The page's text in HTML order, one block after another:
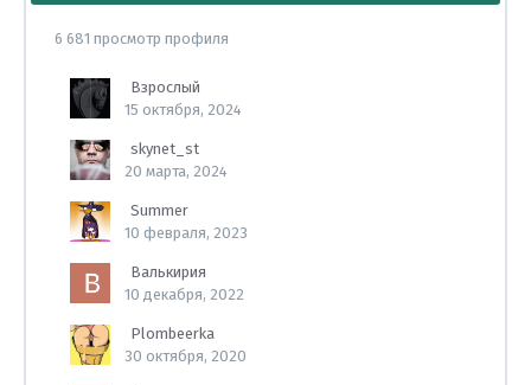
6 681 просмотр профиля
Взрослый
15 октября, 2024
skynet_st
20 марта, 2024
Summer
10 февраля, 2023
Валькирия
10 декабря, 2022
Plombeerka
30 октября, 2020